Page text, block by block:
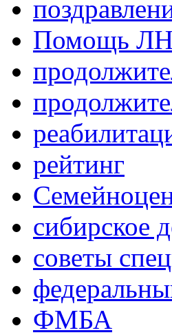
Помощь
рейтинг
сибирское
советы
ФМБА